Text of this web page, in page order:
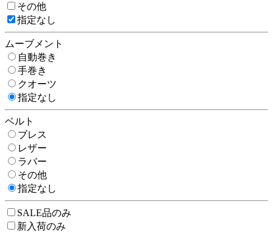
その他
指定なし
ムーブメント
自動巻き
手巻き
クオーツ
指定なし
ベルト
ブレス
レザー
ラバー
その他
指定なし
SALE品のみ
新入荷のみ